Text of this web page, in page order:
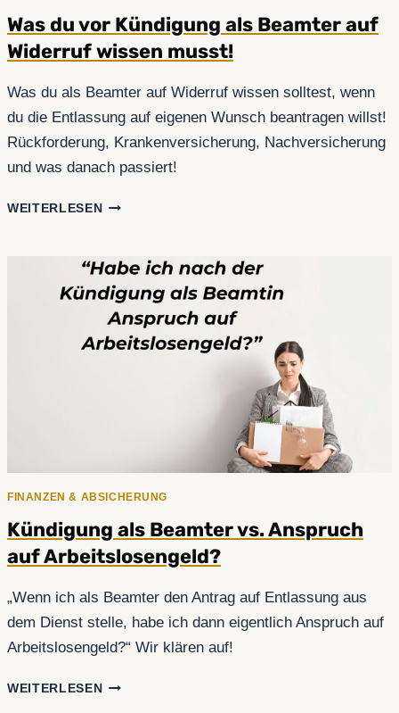
Was du vor Kündigung als Beamter auf
Widerruf wissen musst!
Was du als Beamter auf Widerruf wissen solltest, wenn
du die Entlassung auf eigenen Wunsch beantragen willst!
Rückforderung, Krankenversicherung, Nachversicherung
und was danach passiert!
WEITERLESENWAS
KÜNDIGUNG
ALS
BEAMTER
AUF
WIDERRUF
FINANZEN & ABSICHERUNG
Kündigung als Beamter vs. Anspruch
auf Arbeitslosengeld?
„Wenn ich als Beamter den Antrag auf Entlassung aus
dem Dienst stelle, habe ich dann eigentlich Anspruch auf
Arbeitslosengeld?“ Wir klären auf!
WEITERLESENKÜNDIGUNG